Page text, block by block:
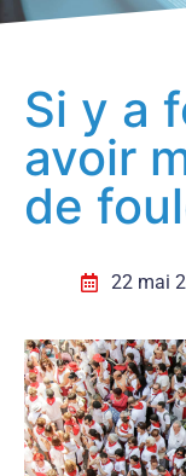
Si y a
avoir
de
22 mai